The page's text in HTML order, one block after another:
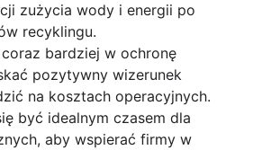
zużycia wody i energii po
recyklingu.
bardziej w ochronę
pozytywny wizerunek
na kosztach operacyjnych.
być idealnym czasem dla
aby wspierać firmy w